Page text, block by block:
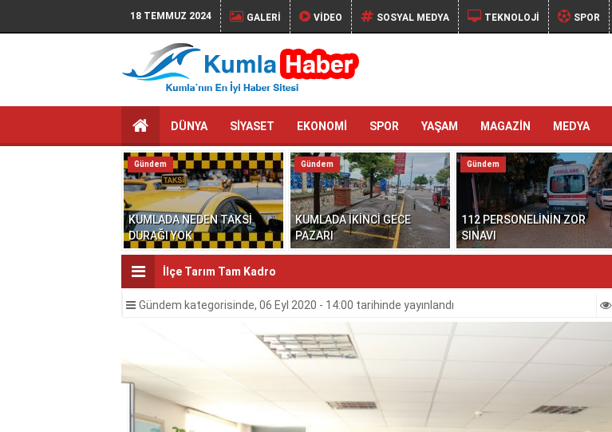
18 TEMMUZ 2024 GALERİ VİDEO SOSYAL MEDYA TEKNOLOJİ SPOR
DÜNYA SİYASET EKONOMİ SPOR YAŞAM MAGAZİN MEDYA
KUMLADA NEDEN TAKSİ
DURAĞI YOK
Gündem
KUMLADA İKİNCİ GECE
PAZARI
Gündem
112 PERSONELİNİN ZOR
SINAVI
Gündem
İlçe Tarım Tam Kadro
Gündem kategorisinde, 06 Eyl 2020 - 14:00 tarihinde yayınlandı